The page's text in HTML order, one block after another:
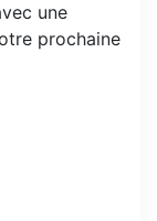
une
prochaine